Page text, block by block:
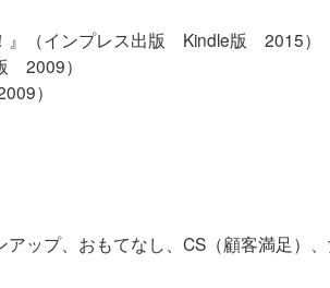
』（インプレス出版 Kindle版 2015）
2009）
）
ップ、おもてなし、CS（顧客満足）